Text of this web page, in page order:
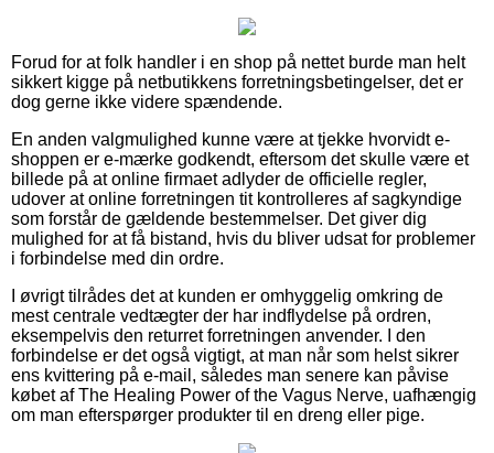
Forud for at folk handler i en shop på nettet burde man helt
sikkert kigge på netbutikkens forretningsbetingelser, det er
dog gerne ikke videre spændende.
En anden valgmulighed kunne være at tjekke hvorvidt e-
shoppen er e-mærke godkendt, eftersom det skulle være et
billede på at online firmaet adlyder de officielle regler,
udover at online forretningen tit kontrolleres af sagkyndige
som forstår de gældende bestemmelser. Det giver dig
mulighed for at få bistand, hvis du bliver udsat for problemer
i forbindelse med din ordre.
I øvrigt tilrådes det at kunden er omhyggelig omkring de
mest centrale vedtægter der har indflydelse på ordren,
eksempelvis den returret forretningen anvender. I den
forbindelse er det også vigtigt, at man når som helst sikrer
ens kvittering på e-mail, således man senere kan påvise
købet af The Healing Power of the Vagus Nerve, uafhængig
om man efterspørger produkter til en dreng eller pige.